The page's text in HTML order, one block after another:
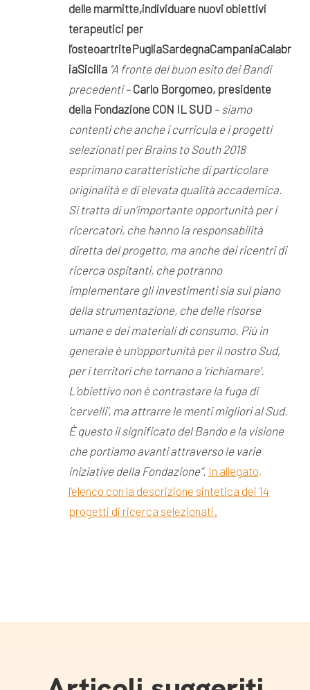
delle marmitte,individuare nuovi obiettivi
terapeutici per
l’osteoartritePugliaSardegnaCampaniaCalabr
iaSicilia “A fronte del buon esito dei Bandi
precedenti – Carlo Borgomeo, presidente
della Fondazione CON IL SUD– siamo
contenti che anche i curricula e i progetti
selezionati per Brains to South 2018
esprimano caratteristiche di particolare
originalità e di elevata qualità accademica.
Si tratta di un’importante opportunità per i
ricercatori, che hanno la responsabilità
diretta del progetto, ma anche dei ricentri di
ricerca ospitanti, che potranno
implementare gli investimenti sia sul piano
della strumentazione, che delle risorse
umane e dei materiali di consumo. Più in
generale è un’opportunità per il nostro Sud,
per i territori che tornano a ‘richiamare’.
L’obiettivo non è contrastare la fuga di
‘cervelli’, ma attrarre le menti migliori al Sud.
È questo il significato del Bando e la visione
che portiamo avanti attraverso le varie
iniziative della Fondazione”. In allegato,
l’elenco con la descrizione sintetica dei 14
progetti di ricerca selezionati.